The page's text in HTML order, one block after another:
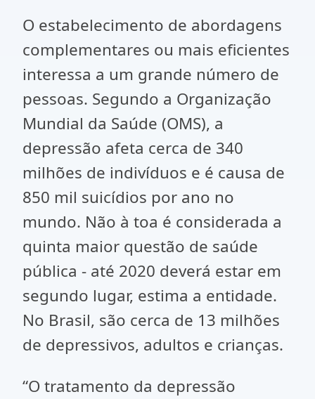
O estabelecimento de abordagens
complementares ou mais eficientes
interessa a um grande número de
pessoas. Segundo a Organização
Mundial da Saúde (OMS), a
depressão afeta cerca de 340
milhões de indivíduos e é causa de
850 mil suicídios por ano no
mundo. Não à toa é considerada a
quinta maior questão de saúde
pública - até 2020 deverá estar em
segundo lugar, estima a entidade.
No Brasil, são cerca de 13 milhões
de depressivos, adultos e crianças.
“O tratamento da depressão